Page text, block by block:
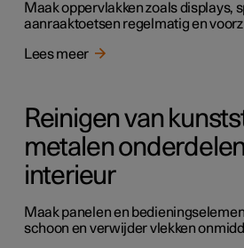
Maak oppervlakken zoals displays,
aanraaktoetsen regelmatig en
Lees meer
Reinigen van
metalen
interieur
Maak panelen en
schoon en verwijder vlekken